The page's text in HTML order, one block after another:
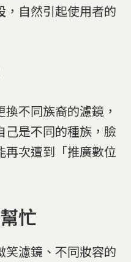
，自然引起使用者的
不同族裔的濾鏡，
己是不同的種族，臉
再次遭到「推廣數位
忙
笑濾鏡、不同妝容的